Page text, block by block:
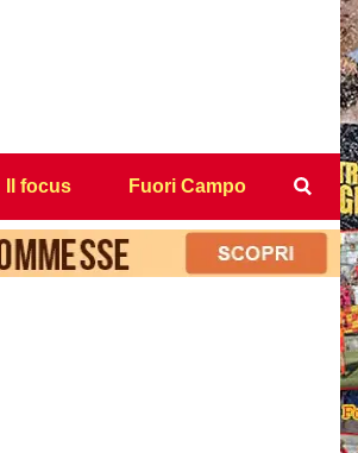
Il focus Fuori Campo